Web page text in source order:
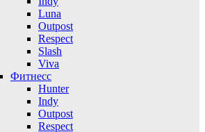
Luna
Outpost
Respect
Slash
Viva
Фитнесс
Hunter
Indy
Outpost
Respect